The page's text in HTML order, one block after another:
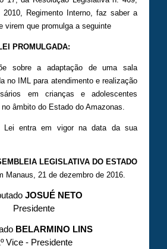
Regimento Interno, faz saber a
virem que promulga a seguinte
PROMULGADA:
sobre a adaptação de uma sala
no IML para atendimento e realização
em crianças e adolescentes
âmbito do Estado do Amazonas.
Lei entra em vigor na data da sua
LEGISLATIVA DO ESTADO
Manaus, 21 de dezembro de 2016.
JOSUÉ NETO
Presidente
BELARMINO LINS
Vice - Presidente